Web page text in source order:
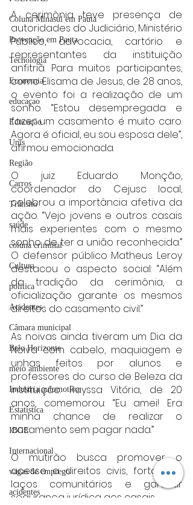
Coluna Minasul em Pauta
Prevenção em Pauta
Tecnologia
Economia
educaçao
Educação
Unis
Região
Carros
Trânsito
saúde
coluna criminal
Cultura
politica
Acidentes
Câmara municipal
Belo Horizonte
meio ambiente
Industria automotiva
Estatística
IBGE
Internacional
vagas de emprego
acidentes
A cerimônia teve presença de
autoridades do Judiciário, Ministério
Público, advocacia, cartório e
representantes da instituição
anfitriã. Para muitos participantes,
como Elisama de Jesus, de 28 anos,
o evento foi a realização de um
sonho. “Estou desempregada e
fazer um casamento é muito caro.
Agora é oficial, eu sou esposa dele”,
afirmou emocionada.
O juiz Eduardo Monção,
coordenador do Cejusc local,
celebrou a importância afetiva da
ação. “Vejo jovens e outros casais
mais experientes com o mesmo
sonho de ter a união reconhecida.”
O defensor público Matheus Leroy
destacou o aspecto social: “Além
da tradição da cerimônia, a
oficialização garante os mesmos
direitos do casamento civil.”
As noivas ainda tiveram um Dia da
Noiva com cabelo, maquiagem e
unhas feitos por alunos e
professores do curso de Beleza da
instituição. Rayssa Vitória, de 20
anos, comemorou: “Eu amei! Era
minha chance de realizar o
casamento sem pagar nada.”
O mutirão busca promover o
acesso a direitos civis, fortalecer
laços comunitários e garantir
segurança jurídica aos casais.